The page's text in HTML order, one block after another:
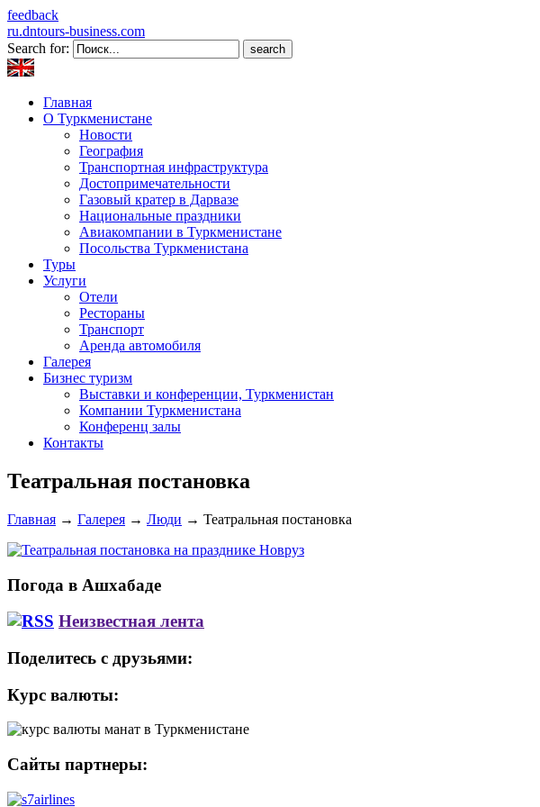
feedback
ru.dntours-business.com
Search for:
Главная
О Туркменистане
Новости
География
Транспортная инфраструктура
Достопримечательности
Газовый кратер в Дарвазе
Национальные праздники
Авиакомпании в Туркменистане
Посольства Туркменистана
Туры
Услуги
Отели
Рестораны
Транспорт
Аренда автомобиля
Галерея
Бизнес туризм
Выставки и конференции, Туркменистан
Компании Туркменистана
Конференц залы
Контакты
Театральная постановка
Главная → Галерея → Люди → Театральная постановка
Погода в Ашхабаде
Неизвестная лента
Поделитесь с друзьями:
Курс валюты:
Сайты партнеры: